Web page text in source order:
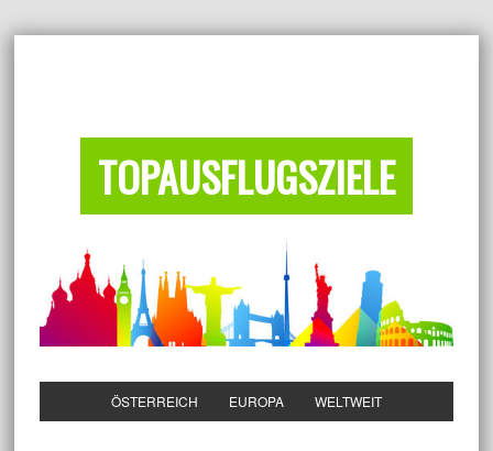
TOPAUSFLUGSZIELE
ÖSTERREICH EUROPA WELTWEIT